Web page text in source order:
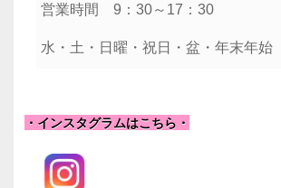
営業時間 9：30～17：30
水・土・日曜・祝日・ 盆・年末年始
・インスタグラムはこちら・